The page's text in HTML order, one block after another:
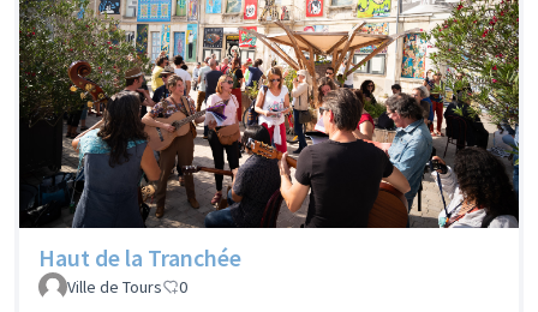
Haut de la Tranchée
Ville de Tours 0